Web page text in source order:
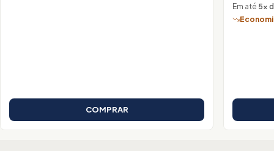
COMPRAR
Em até 5×